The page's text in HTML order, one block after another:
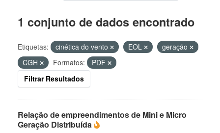
1 conjunto de dados encontrado
Etiquetas: cinética do vento EOL
geração
CGH
Formatos:
PDF
Filtrar Resultados
Relação de empreendimentos de Mini e Micro
Geração Distribuída